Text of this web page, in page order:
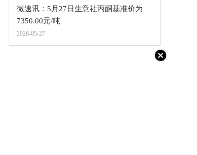
微速讯：5月27日生意社丙酮基准价为
7350.00元/吨
2026-05-27